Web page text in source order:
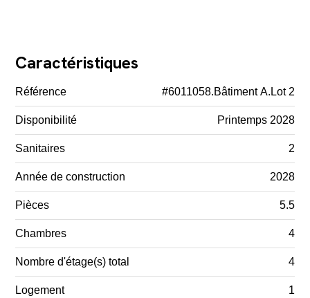
Caractéristiques
Référence #6011058.Bâtiment A.Lot 2
Disponibilité Printemps 2028
Sanitaires 2
Année de construction 2028
Pièces 5.5
Chambres 4
Nombre d'étage(s) total 4
Logement 1